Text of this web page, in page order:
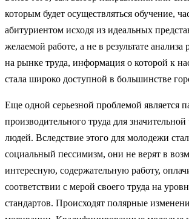
которым будет осуществляться обучение,
абитуриентом исходя из идеальных
желаемой работе, а не в результате анализа
на рынке труда, информация о которой к
стала широко доступной в большинстве
Еще одной серьезной проблемой является
производительного труда для
людей. Вследствие этого для молодежи
социальный пессимизм, они не верят в
интересную, содержательную работу,
соответствии с мерой своего труда на
стандартов. Происхо­дят полярные